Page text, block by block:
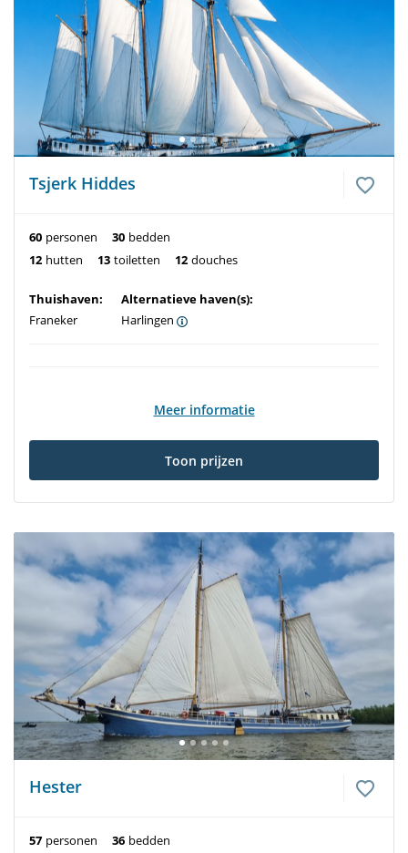
Tsjerk Hiddes
60 personen 30 bedden
12 hutten 13 toiletten 12 douches
Thuishaven:
Franeker
Alternatieve haven(s):
Harlingen
Meer informatie
Toon prijzen
Hester
57 personen 36 bedden